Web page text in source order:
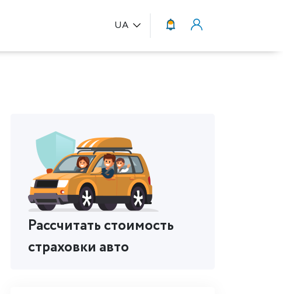
UA
Рассчитать стоимость
страховки авто